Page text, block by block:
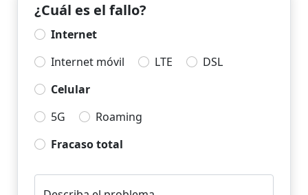
¿Cuál es el fallo?
Internet
Internet móvil
LTE
DSL
Celular
5G
Roaming
Fracaso total